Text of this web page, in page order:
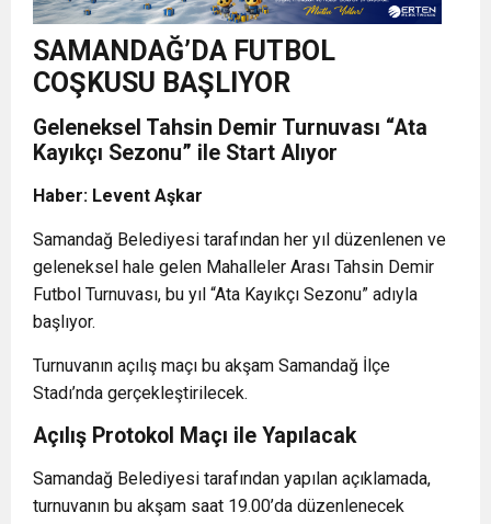
SAMANDAĞ’DA FUTBOL
COŞKUSU BAŞLIYOR
Geleneksel Tahsin Demir Turnuvası “Ata
Kayıkçı Sezonu” ile Start Alıyor
Haber: Levent Aşkar
Samandağ Belediyesi tarafından her yıl düzenlenen ve
geleneksel hale gelen Mahalleler Arası Tahsin Demir
Futbol Turnuvası, bu yıl “Ata Kayıkçı Sezonu” adıyla
başlıyor.
Turnuvanın açılış maçı bu akşam Samandağ İlçe
Stadı’nda gerçekleştirilecek.
Açılış Protokol Maçı ile Yapılacak
Samandağ Belediyesi tarafından yapılan açıklamada,
turnuvanın bu akşam saat 19.00’da düzenlenecek